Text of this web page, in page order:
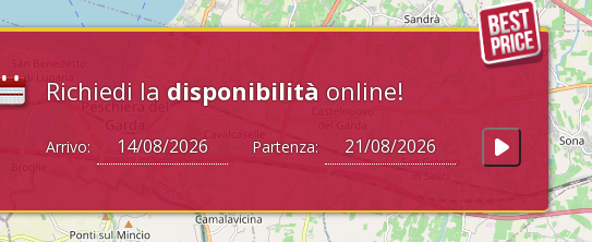
Richiedi la disponibilità online!
Arrivo: Partenza: